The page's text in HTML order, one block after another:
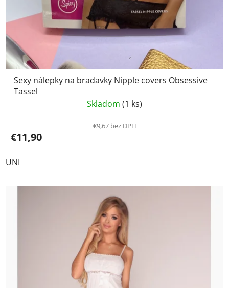
Sexy nálepky na bradavky Nipple covers Obsessive
Tassel
Skladom (1 ks)
€9,67 bez DPH
€11,90
UNI